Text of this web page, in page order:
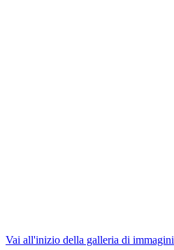
Vai all'inizio della galleria di immagini